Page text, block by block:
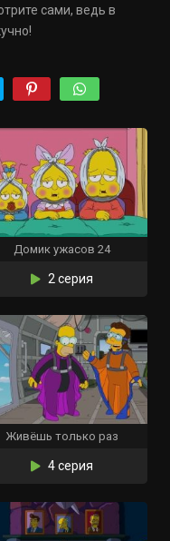
сами, ведь в
Домик ужасов 24
2 серия
Живёшь только раз
4 серия